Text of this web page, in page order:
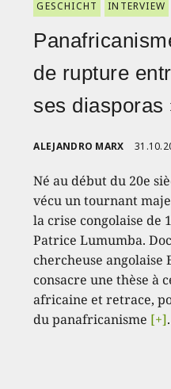
GESCHICHT INTERVIEW
de rupture
ses diasporas
ALEJANDRO MARX
Né au début du 20e
vécu un tournant
la crise congolaise de
Patrice Lumumba.
chercheuse angolaise
consacre une thèse à
africaine et retrace,
du panafricanisme [+].